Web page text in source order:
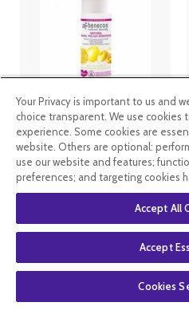
Benecos
Dissolvant
naturel sans
acétone 125ml
En stock
Your Privacy is important to us and
choice transparent. We use cookies
experience. Some cookies are
website. Others are optional:
use our website and features;
preferences; and targeting cookies
Accept All
Accept
Cookies